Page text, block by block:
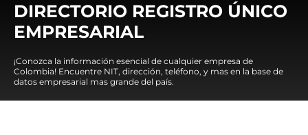
DIRECTORIO REGISTRO ÚNICO
EMPRESARIAL
¡Conozca la información esencial de cualquier empresa de
Colombia! Encuentre NIT, dirección, teléfono, y mas en la base de
datos empresarial mas grande del país.